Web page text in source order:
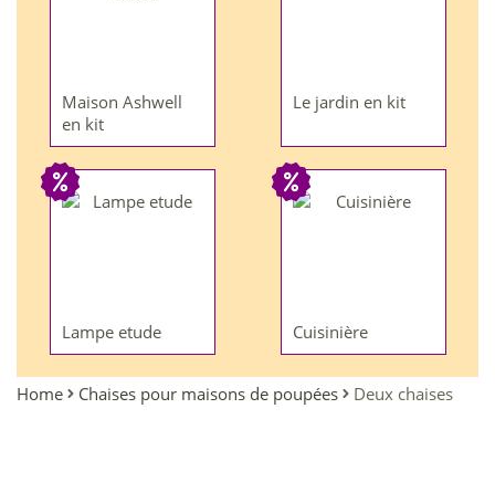
Maison Ashwell
en kit
Le jardin en kit
Lampe etude Cuisinière
Home Chaises pour maisons de poupées Deux chaises